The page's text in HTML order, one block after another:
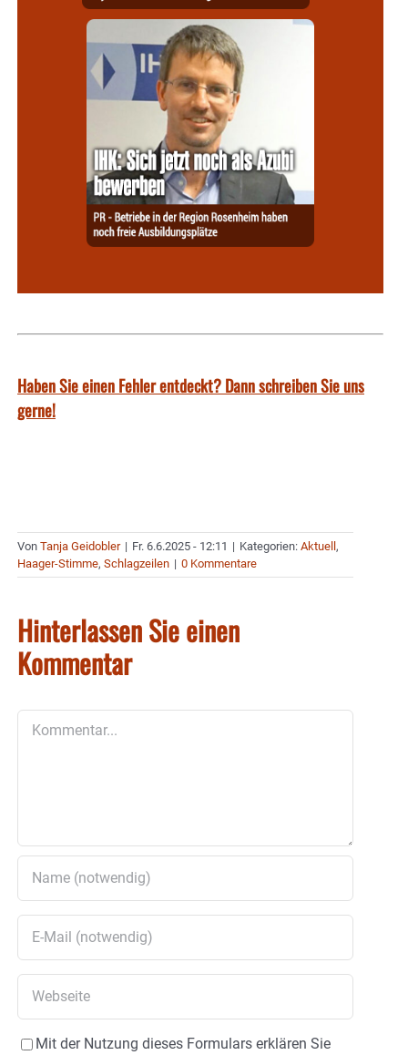
Haben Sie einen Fehler entdeckt? Dann schreiben Sie uns
gerne!
Von Tanja Geidobler | Fr. 6.6.2025 - 12:11 | Kategorien: Aktuell,
Haager-Stimme, Schlagzeilen | 0 Kommentare
Hinterlassen Sie einen
Kommentar
Mit der Nutzung dieses Formulars erklären Sie